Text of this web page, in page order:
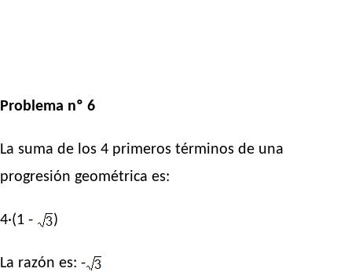
Problema nº 6
La suma de los 4 primeros términos de una
progresión geométrica es:
4·(1 - )
La razón es: -